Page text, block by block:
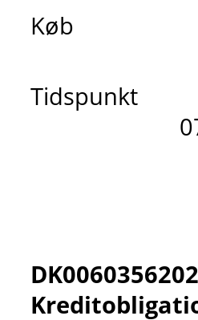
Køb
Tidspunkt
DK0060356202